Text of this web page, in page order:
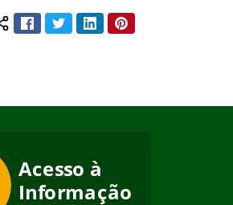
Compartilhar conteúdo:
FacebookTwitterLinkedInPinterest